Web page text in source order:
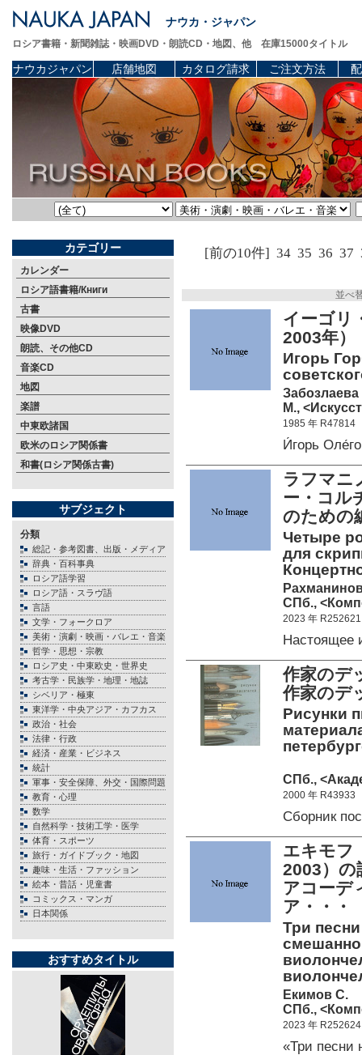
ナウカ・ジャパン
ロシア書籍・新聞雑誌・映画DVD・朗読CD・地図、他 在庫15000タイトル
ナウカジャパン 店舗地図 カタログ請求 ご注文方法
カテゴリー
カレンダー
ロシア語書籍/Книги
古書
映像DVD
朗読、その他CD
音楽CD
地図
楽譜
中東欧諸国
欧米のロシア関係書
和書(ロシア関係古書)
サブジェクト
分類
総記・参考図書、出版・メディア
辞典・百科事典
ロシア語学習
ロシア語・スラヴ語
言語
文学・フォークロア
美術・演劇・映画・バレエ・音楽
哲学・思想・宗教
ロシア史・中東欧史・世界史
考古学・民族学・地理・地誌
シベリア・極東
東洋学・中央アジア・カフカス
政治・社会
法律・行政
経済・産業・ビジネス
統計
軍事・安全保障、外交・国際問題
教育・心理
数学
自然科学・技術工学・医学
体育・スポーツ
旅行・ガイドブック・地図
趣味・生活・ファッション
絵本・昔話・児童書
コミックス・マンガ
日本関係
おすすめタイトル
[前の10件] 34 35 36 37
並べ
イーゴリ
2003年）
Игорь
Забозлаева
М.,
1985 年 R47814
И́горь
ラフマ
ー・コル
のための
Четыре
для
СПб.,
2023 年 R252621
Настоящее
作家のデ
作家のデ
Рисунки
СПб.,
2000 年 R43933
Сборник
エキモフ
2003）
アコー
ア・・・
Три
Екимов С.
СПб.,
2023 年 R252624
«Три песни